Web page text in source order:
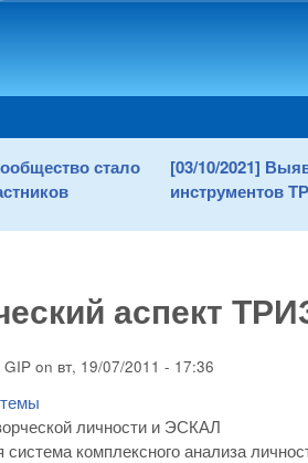
стало
[03/10/2021]
инструментов
аспект
GIP on вт, 19/07/2011 - 17:36
личности и ЭСКАЛ
система комплексного анализа